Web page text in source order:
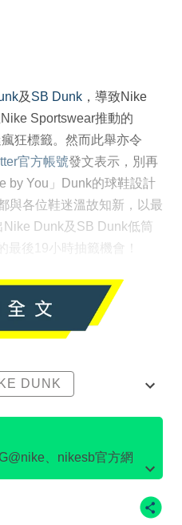
及 SB Dunk ，導致Nike
Sportswear推動的
狂標籤。然而此舉亦令
官方帳號發文表示，別再
by You」Dunk的球鞋設計
與各位鞋迷溫故知新，以最
Dunk及SB Dunk低筒
最後19小時抽籤機會！
DUNK
、nikesb官方網
nike官方網站、